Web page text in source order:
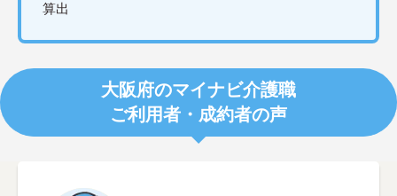
算出
大阪府のマイナビ介護職
ご利用者・成約者の声